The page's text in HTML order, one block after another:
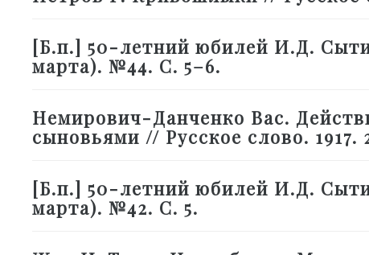
[Б.п.] 50-летний юбилей И.Д.
марта). №44. С. 5–6.
Немирович-Данченко Вас.
сыновьями // Русское слово.
[Б.п.] 50-летний юбилей И.Д.
марта). №42. С. 5.